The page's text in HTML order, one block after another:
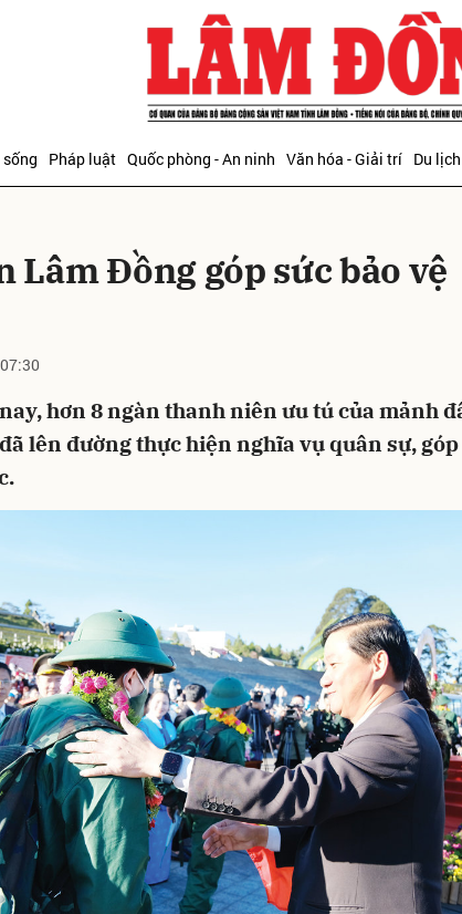
Pháp luật Quốc phòng - An ninh Văn hóa - Giải trí Du lịch
Lâm Đồng góp sức bảo vệ
hơn 8 ngàn thanh niên ưu tú của mảnh
lên đường thực hiện nghĩa vụ quân sự, góp
Gửi bình luận